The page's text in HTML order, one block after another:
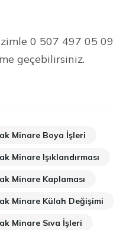
0 507 497 05 09
geçebilirsiniz.
Minare Boya İşleri
Minare Işıklandırması
Minare Kaplaması
Minare Külah Değişimi
Minare Sıva İşleri